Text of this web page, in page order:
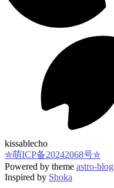
kissablecho
✮萌ICP备20242068号✮
Powered by theme astro-blog
Inspired by Shoka